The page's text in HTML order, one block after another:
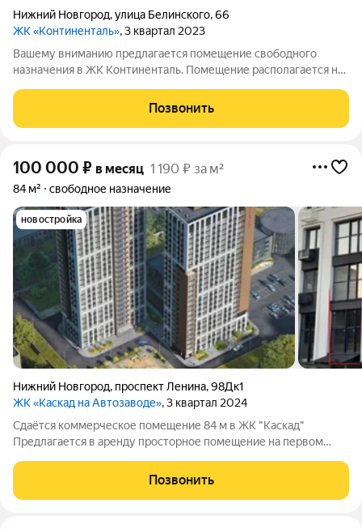
Нижний Новгород,улица Белинского,66
ЖК «Континенталь», 3 квартал 2023
Вашему вниманию предлагается помещение свободного
назначения в ЖК Континенталь. Помещение располагается на
вход. Рекламная конструкция для вашего бизнеса. Выделенная
мощность 15 кВт. Красная
Позвонить
100 000 ₽ в месяц 1 190 ₽ за м²
84 м² свободное назначение
новостройка
Нижний Новгород, проспект Ленина,98Дк1
ЖК «Каскад на Автозаводе», 3 квартал 2024
Сдаётся коммерческое помещение 84 м в ЖК "Каскад"
Предлагается в аренду просторное помещение на первом
быстроразвивающемся районе с
Позвонить